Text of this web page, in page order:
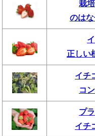
栽
のは
正しい
イチ
コ
プ
イチ